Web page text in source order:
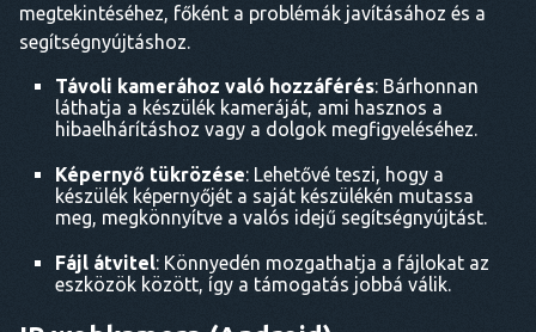
megtekintéséhez, főként a problémák javításához és a
segítségnyújtáshoz.
Távoli kamerához való hozzáférés: Bárhonnan
láthatja a készülék kameráját, ami hasznos a
hibaelhárításhoz vagy a dolgok megfigyeléséhez.
Képernyő tükrözése: Lehetővé teszi, hogy a
készülék képernyőjét a saját készülékén mutassa
meg, megkönnyítve a valós idejű segítségnyújtást.
Fájl átvitel: Könnyedén mozgathatja a fájlokat az
eszközök között, így a támogatás jobbá válik.